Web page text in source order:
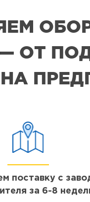
ОТ
поставку с
за 6-8